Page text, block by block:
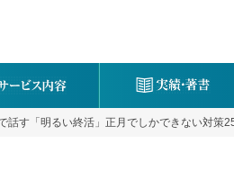
話す「明るい終活」正月でしかできない対策